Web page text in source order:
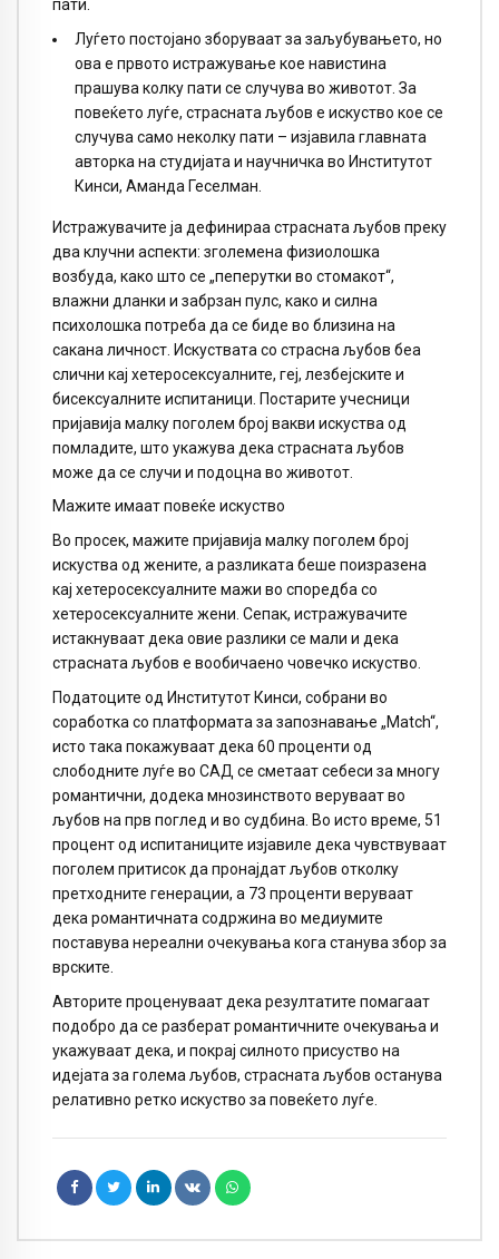
пати.
Луѓето постојано зборуваат за заљубувањето, но
ова е првото истражување кое навистина
прашува колку пати се случува во животот. За
повеќето луѓе, страсната љубов е искуство кое се
случува само неколку пати – изјавила главната
авторка на студијата и научничка во Институтот
Кинси, Аманда Геселман.
Истражувачите ја дефинираа страсната љубов преку
два клучни аспекти: зголемена физиолошка
возбуда, како што се „пеперутки во стомакот“,
влажни дланки и забрзан пулс, како и силна
психолошка потреба да се биде во близина на
сакана личност. Искуствата со страсна љубов беа
слични кај хетеросексуалните, геј, лезбејските и
бисексуалните испитаници. Постарите учесници
пријавија малку поголем број вакви искуства од
помладите, што укажува дека страсната љубов
може да се случи и подоцна во животот.
Мажите имаат повеќе искуство
Во просек, мажите пријавија малку поголем број
искуства од жените, а разликата беше поизразена
кај хетеросексуалните мажи во споредба со
хетеросексуалните жени. Сепак, истражувачите
истакнуваат дека овие разлики се мали и дека
страсната љубов е вообичаено човечко искуство.
Податоците од Институтот Кинси, собрани во
соработка со платформата за запознавање „Match“,
исто така покажуваат дека 60 проценти од
слободните луѓе во САД се сметаат себеси за многу
романтични, додека мнозинството веруваат во
љубов на прв поглед и во судбина. Во исто време, 51
процент од испитаниците изјавиле дека чувствуваат
поголем притисок да пронајдат љубов отколку
претходните генерации, а 73 проценти веруваат
дека романтичната содржина во медиумите
поставува нереални очекувања кога станува збор за
врските.
Авторите проценуваат дека резултатите помагаат
подобро да се разберат романтичните очекувања и
укажуваат дека, и покрај силното присуство на
идејата за голема љубов, страсната љубов останува
релативно ретко искуство за повеќето луѓе.